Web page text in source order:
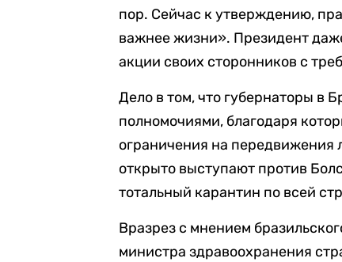
пор. Сейчас к утверждению,
важнее жизни». Президент
акции своих сторонников с
Дело в том, что губернаторы в
полномочиями, благодаря
ограничения на передвижения
открыто выступают против
тотальный карантин по всей
Вразрез с мнением
министра здравоохранения